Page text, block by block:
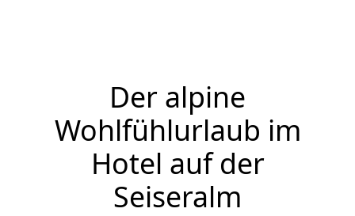
Der alpine
Wohlfühlurlaub im
Hotel auf der
Seiseralm